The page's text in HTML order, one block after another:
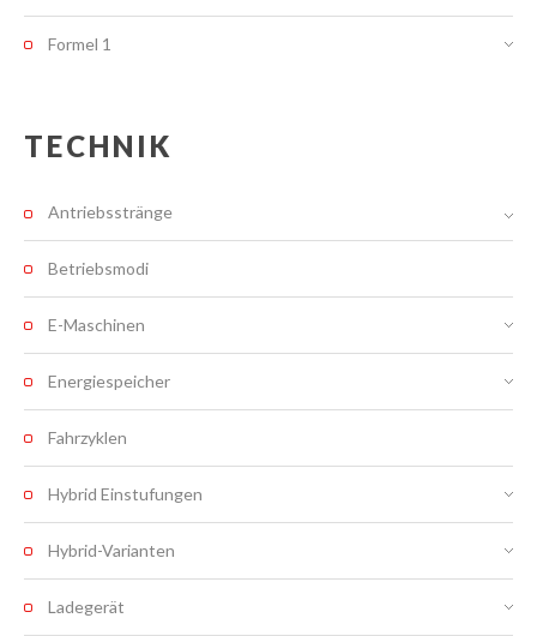
Formel 1
TECHNIK
Antriebsstränge
Betriebsmodi
E-Maschinen
Energiespeicher
Fahrzyklen
Hybrid Einstufungen
Hybrid-Varianten
Ladegerät